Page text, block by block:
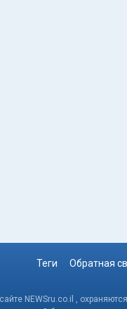
Теги Обратная
NEWSru.co.il ,